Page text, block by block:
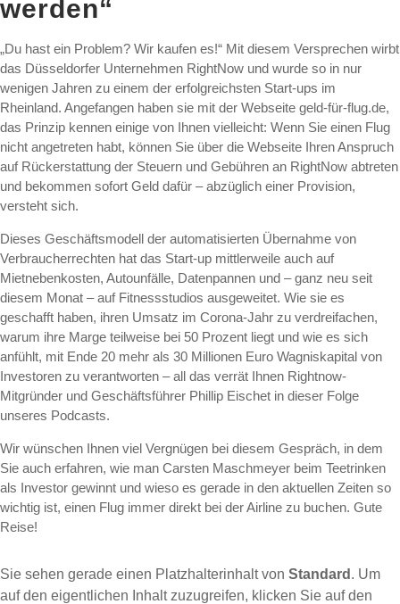
werden“
„Du hast ein Problem? Wir kaufen es!“ Mit diesem Versprechen wirbt
das Düsseldorfer Unternehmen RightNow und wurde so in nur
wenigen Jahren zu einem der erfolgreichsten Start-ups im
Rheinland. Angefangen haben sie mit der Webseite geld-für-flug.de,
das Prinzip kennen einige von Ihnen vielleicht: Wenn Sie einen Flug
nicht angetreten habt, können Sie über die Webseite Ihren Anspruch
auf Rückerstattung der Steuern und Gebühren an RightNow abtreten
und bekommen sofort Geld dafür – abzüglich einer Provision,
versteht sich.
Dieses Geschäftsmodell der automatisierten Übernahme von
Verbraucherrechten hat das Start-up mittlerweile auch auf
Mietnebenkosten, Autounfälle, Datenpannen und – ganz neu seit
diesem Monat – auf Fitnessstudios ausgeweitet. Wie sie es
geschafft haben, ihren Umsatz im Corona-Jahr zu verdreifachen,
warum ihre Marge teilweise bei 50 Prozent liegt und wie es sich
anfühlt, mit Ende 20 mehr als 30 Millionen Euro Wagniskapital von
Investoren zu verantworten – all das verrät Ihnen Rightnow-
Mitgründer und Geschäftsführer Phillip Eischet in dieser Folge
unseres Podcasts.
Wir wünschen Ihnen viel Vergnügen bei diesem Gespräch, in dem
Sie auch erfahren, wie man Carsten Maschmeyer beim Teetrinken
als Investor gewinnt und wieso es gerade in den aktuellen Zeiten so
wichtig ist, einen Flug immer direkt bei der Airline zu buchen. Gute
Reise!
Sie sehen gerade einen Platzhalterinhalt von Standard . Um
auf den eigentlichen Inhalt zuzugreifen, klicken Sie auf den